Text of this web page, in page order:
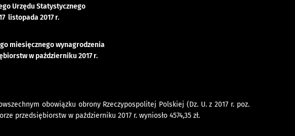
Urzędu Statystycznego
listopada 2017 r.
miesięcznego wynagrodzenia
w październiku 2017 r.
obowiązku obrony Rzeczypospolitej Polskiej (Dz. U. z 2017 r. poz.
przedsiębiorstw w październiku 2017 r. wyniosło 4574,35 zł.